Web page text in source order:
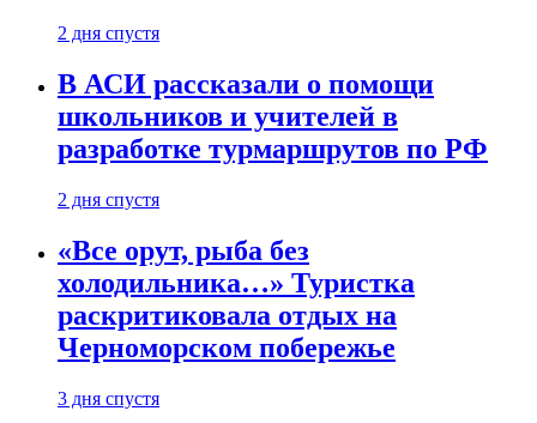
2 дня спустя
В АСИ рассказали о помощи
школьников и учителей в
разработке турмаршрутов по РФ
2 дня спустя
«Все орут, рыба без
холодильника…» Туристка
раскритиковала отдых на
Черноморском побережье
3 дня спустя